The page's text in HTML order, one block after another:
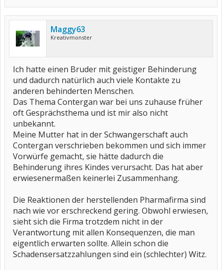
Maggy63
Kreativmonster
Ich hatte einen Bruder mit geistiger Behinderung
und dadurch natürlich auch viele Kontakte zu
anderen behinderten Menschen.
Das Thema Contergan war bei uns zuhause früher
oft Gesprächsthema und ist mir also nicht
unbekannt.
Meine Mutter hat in der Schwangerschaft auch
Contergan verschrieben bekommen und sich immer
Vorwürfe gemacht, sie hätte dadurch die
Behinderung ihres Kindes verursacht. Das hat aber
erwiesenermaßen keinerlei Zusammenhang.
Die Reaktionen der herstellenden Pharmafirma sind
nach wie vor erschreckend gering. Obwohl erwiesen,
sieht sich die Firma trotzdem nicht in der
Verantwortung mit allen Konsequenzen, die man
eigentlich erwarten sollte. Allein schon die
Schadensersatzzahlungen sind ein (schlechter) Witz.